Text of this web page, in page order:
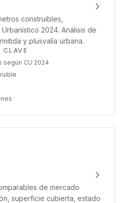
construibles,
2024. Análisis de
y plusvalía urbana.
CLAVE
según CU 2024
de mercado
superficie cubierta, estado